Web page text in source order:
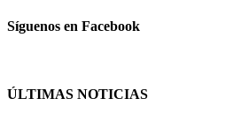
Síguenos en Facebook
ÚLTIMAS NOTICIAS